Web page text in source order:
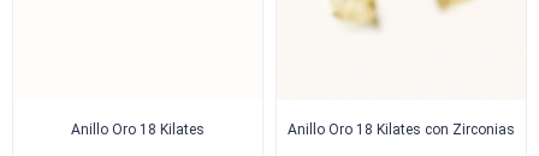
Anillo Oro 18 Kilates Anillo Oro 18 Kilates con Zirconias